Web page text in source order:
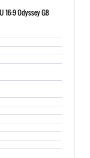
16:9 Odyssey G8